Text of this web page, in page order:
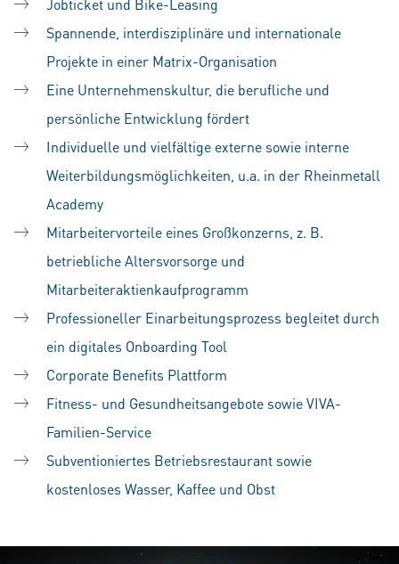
Jobticket und Bike-Leasing
Spannende, interdisziplinäre und internationale
Projekte in einer Matrix-Organisation
Eine Unternehmenskultur, die berufliche und
persönliche Entwicklung fördert
Individuelle und vielfältige externe sowie interne
Weiterbildungsmöglichkeiten, u.a. in der Rheinmetall
Academy
Mitarbeitervorteile eines Großkonzerns, z. B.
betriebliche Altersvorsorge und
Mitarbeiteraktienkaufprogramm
Professioneller Einarbeitungsprozess begleitet durch
ein digitales Onboarding Tool
Corporate Benefits Plattform
Fitness- und Gesundheitsangebote sowie VIVA-
Familien-Service
Subventioniertes Betriebsrestaurant sowie
kostenloses Wasser, Kaffee und Obst